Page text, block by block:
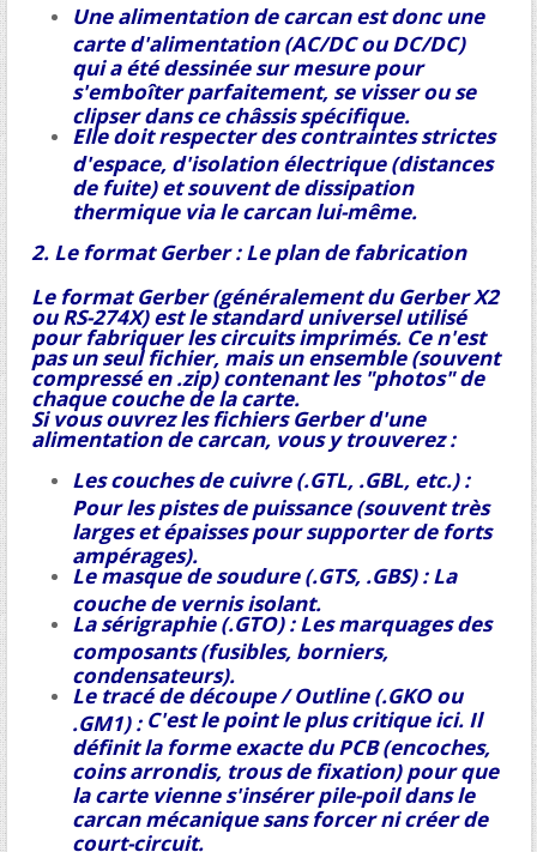
Unealimentation de carcan est donc une
carte d'alimentation (AC/DC ou DC/DC)
qui a été dessinée sur mesure pour
s'emboîter parfaitement, se visser ou se
clipser dans ce châssis spécifique.
Elle doit respecter des contraintes strictes
d'espace, d'isolation électrique (distances
de fuite) et souvent de dissipation
thermique via le carcan lui-même.
2. Le format Gerber : Le plan de fabrication
Le formatGerber (généralement du Gerber X2
ou RS-274X) est le standard universel utilisé
pour fabriquer les circuits imprimés. Ce n'est
pas un seul fichier, mais un ensemble (souvent
compressé en .zip) contenant les "photos" de
chaque couche de la carte.
Si vous ouvrez les fichiers Gerber d'une
alimentation de carcan, vous y trouverez :
Les couches de cuivre (.GTL, .GBL, etc.) :
Pour les pistes de puissance (souvent très
larges et épaisses pour supporter de forts
ampérages).
Le masque de soudure (.GTS, .GBS) : La
couche de vernis isolant.
La sérigraphie (.GTO) : Les marquages des
composants (fusibles, borniers,
condensateurs).
Le tracé de découpe / Outline (.GKO ou
.GM1) : C'est le point le plus critique ici. Il
définit la forme exacte du PCB (encoches,
coins arrondis, trous de fixation) pour que
la carte vienne s'insérer pile-poil dans le
carcan mécanique sans forcer ni créer de
court-circuit.